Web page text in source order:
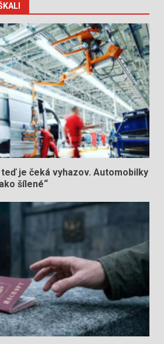
je čeká vyhazov. Automobilky
šílené“